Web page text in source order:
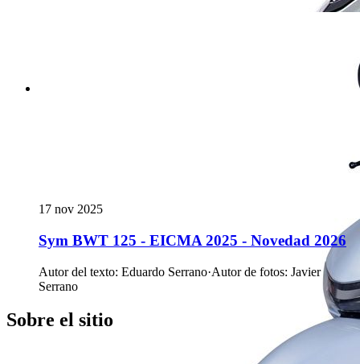
17 nov 2025
Sym BWT 125 - EICMA 2025 - Novedad 2026
Autor del texto: Eduardo Serrano·Autor de fotos: Javier
Serrano
Sobre el sitio